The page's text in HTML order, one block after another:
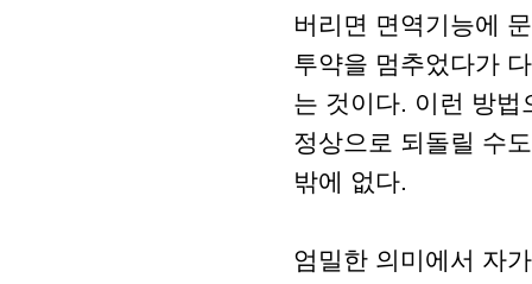
버리면 면역기능에
투약을 멈추었다가
는 것이다. 이런 방법
정상으로 되돌릴 수
밖에 없다.
엄밀한 의미에서 자